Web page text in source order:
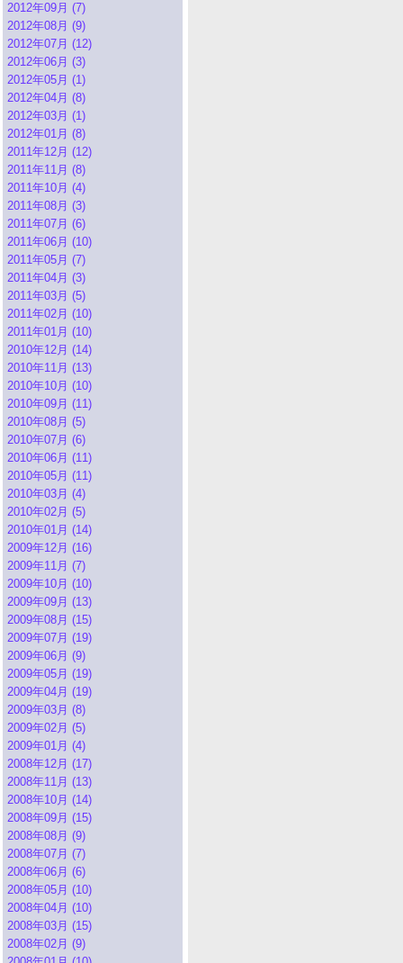
2012年09月 (7)
2012年08月 (9)
2012年07月 (12)
2012年06月 (3)
2012年05月 (1)
2012年04月 (8)
2012年03月 (1)
2012年01月 (8)
2011年12月 (12)
2011年11月 (8)
2011年10月 (4)
2011年08月 (3)
2011年07月 (6)
2011年06月 (10)
2011年05月 (7)
2011年04月 (3)
2011年03月 (5)
2011年02月 (10)
2011年01月 (10)
2010年12月 (14)
2010年11月 (13)
2010年10月 (10)
2010年09月 (11)
2010年08月 (5)
2010年07月 (6)
2010年06月 (11)
2010年05月 (11)
2010年03月 (4)
2010年02月 (5)
2010年01月 (14)
2009年12月 (16)
2009年11月 (7)
2009年10月 (10)
2009年09月 (13)
2009年08月 (15)
2009年07月 (19)
2009年06月 (9)
2009年05月 (19)
2009年04月 (19)
2009年03月 (8)
2009年02月 (5)
2009年01月 (4)
2008年12月 (17)
2008年11月 (13)
2008年10月 (14)
2008年09月 (15)
2008年08月 (9)
2008年07月 (7)
2008年06月 (6)
2008年05月 (10)
2008年04月 (10)
2008年03月 (15)
2008年02月 (9)